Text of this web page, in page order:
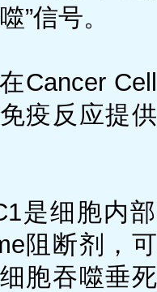
”信号。
Cancer
疫反应提
是细胞内
阻断剂，
胞吞噬垂